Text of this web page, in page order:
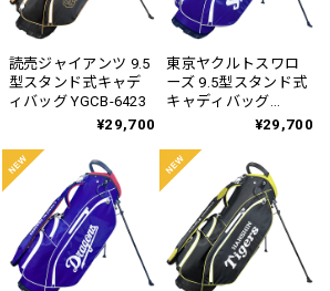
読売ジャイアンツ 9.5
型スタンド式キャデ
ィバッグ YGCB-6423
¥29,700
東京ヤクルトスワロ
ーズ 9.5型スタンド式
キャディバッグ
¥29,700